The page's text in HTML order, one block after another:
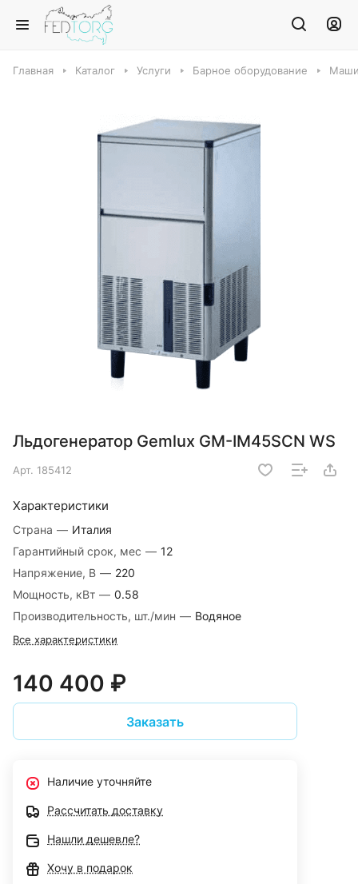
Главная Каталог Услуги Барное оборудование
Льдогенератор Gemlux GM-IM45SCN WS
Арт. 185412
Характеристики
Страна — Италия
Гарантийный срок, мес — 12
Напряжение, В — 220
Мощность, кВт — 0.58
Производительность, шт./мин — Водяное
Все характеристики
140 400 ₽
Заказать
Наличие уточняйте
Рассчитать доставку
Нашли дешевле?
Хочу в подарок